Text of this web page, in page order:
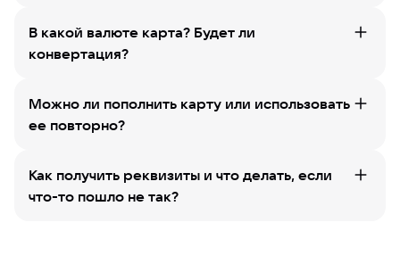
В какой валюте карта? Будет ли
конвертация?
Можно ли пополнить карту или использовать
ее повторно?
Как получить реквизиты и что делать, если
что-то пошло не так?